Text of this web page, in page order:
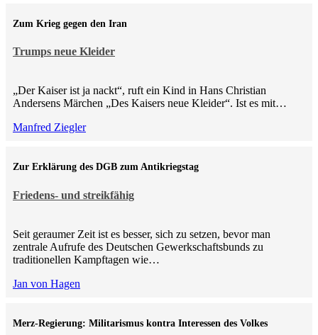
Trumps neue Kleider
Zum Krieg gegen den Iran
„Der Kaiser ist ja nackt“, ruft ein Kind in Hans Christian
Andersens Märchen „Des Kaisers neue Kleider“. Ist es mit…
Manfred Ziegler
Friedens- und streikfähig
Zur Erklärung des DGB zum Antikriegstag
Seit geraumer Zeit ist es besser, sich zu setzen, bevor man
zentrale Aufrufe des Deutschen Gewerkschaftsbunds zu
traditionellen Kampftagen wie…
Jan von Hagen
Merz-Regierung: Militarismus kontra Inte­ressen des Volkes